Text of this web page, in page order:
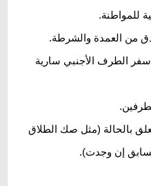
للمواطنة.
من العمدة والشرطة.
الطرف الأجنبي سارية
بالحالة (مثل صك الطلاق
إن وجدت).